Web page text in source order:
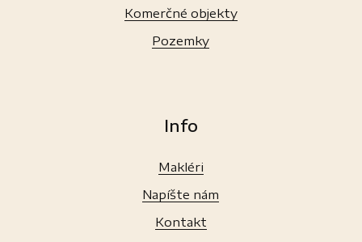
Komerčné objekty
Pozemky
Info
Makléri
Napíšte nám
Kontakt